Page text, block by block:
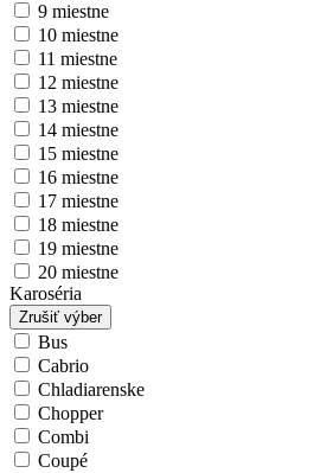
9 miestne
10 miestne
11 miestne
12 miestne
13 miestne
14 miestne
15 miestne
16 miestne
17 miestne
18 miestne
19 miestne
20 miestne
Karoséria
Zrušiť výber
Bus
Cabrio
Chladiarenske
Chopper
Combi
Coupé